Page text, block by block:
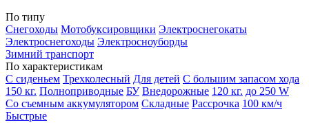
По типу
Снегоходы Мотобуксировщики Электроснегокаты
Электроснегоходы Электросноуборды
Зимний транспорт
По характеристикам
С сиденьем Трехколесный Для детей С большим запасом хода
150 кг. Полноприводные БУ Внедорожные 120 кг. до 250 W
Со съемным аккумулятором Складные Рассрочка 100 км/ч
Быстрые